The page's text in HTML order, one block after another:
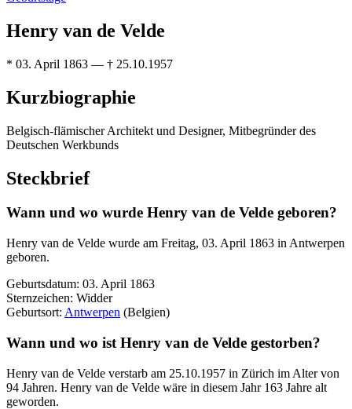
Henry van de Velde
* 03. April 1863 — † 25.10.1957
Kurzbiographie
Belgisch-flämischer Architekt und Designer, Mitbegründer des
Deutschen Werkbunds
Steckbrief
Wann und wo wurde Henry van de Velde geboren?
Henry van de Velde wurde am Freitag, 03. April 1863 in Antwerpen
geboren.
Geburtsdatum: 03. April 1863
Sternzeichen: Widder
Geburtsort: Antwerpen (Belgien)
Wann und wo ist Henry van de Velde gestorben?
Henry van de Velde verstarb am 25.10.1957 in Zürich im Alter von
94 Jahren. Henry van de Velde wäre in diesem Jahr 163 Jahre alt
geworden.